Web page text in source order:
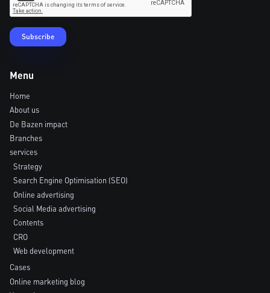
Menu
Home
About us
De Bazen impact
Branches
services
Strategy
Search Engine Optimisation (SEO)
Online advertising
Social Media advertising
Contents
CRO
Web development
Cases
Online marketing blog